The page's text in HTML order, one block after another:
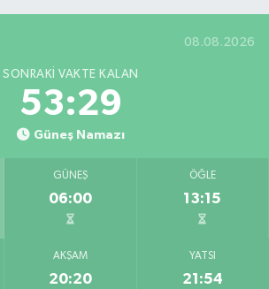
08.08.2026
SONRAKI VAKTE KALAN
53:27
Güneş Namazı
GÜNEŞ
06:00
ÖĞLE
13:15
AKŞAM
20:20
YATSI
21:54